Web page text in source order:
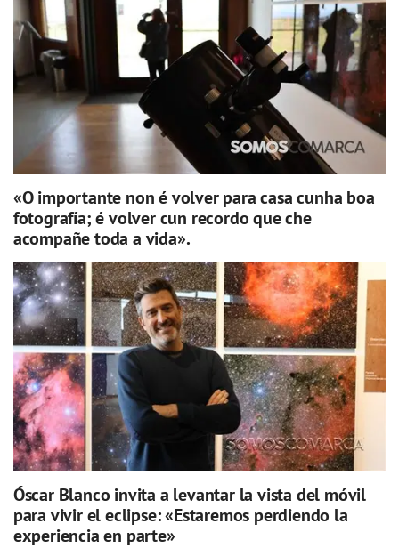
«O importante non é volver para casa cunha boa
fotografía; é volver cun recordo que che
acompañe toda a vida».
Óscar Blanco invita a levantar la vista del móvil
para vivir el eclipse: «Estaremos perdiendo la
experiencia en parte»